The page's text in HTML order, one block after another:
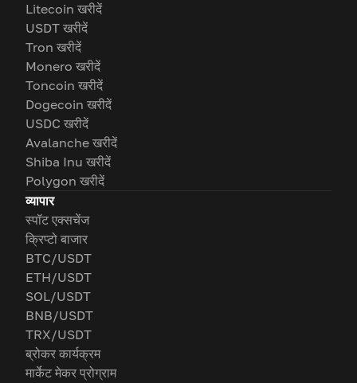
Litecoin खरीदें
USDT खरीदें
Tron खरीदें
Monero खरीदें
Toncoin खरीदें
Dogecoin खरीदें
USDC खरीदें
Avalanche खरीदें
Shiba Inu खरीदें
Polygon खरीदें
व्यापार
स्पॉट एक्सचेंज
क्रिप्टो बाजार
BTC/USDT
ETH/USDT
SOL/USDT
BNB/USDT
TRX/USDT
ब्रोकर कार्यक्रम
मार्केट मेकर प्रोग्राम